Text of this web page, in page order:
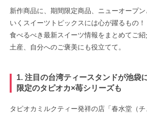
新作商品に、期間限定商品、ニューオープ
いくスイーツトピックスには心が躍るもの
食べるべき最新スイーツ情報をまとめてご
土産、自分へのご褒美にも役立てて。
1. 注目の台湾ティースタンドが池袋
限定のタピオカ×苺シリーズも
タピオカミルクティー発祥の店「春水堂（